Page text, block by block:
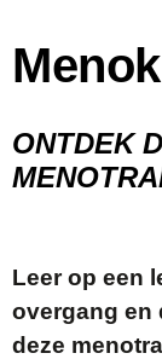
ONTDEK
Leer op een
overgang en
deze